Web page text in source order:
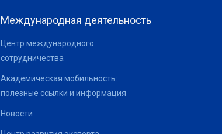
Международная деятельность
Центр международного
сотрудничества
Академическая мобильность:
полезные ссылки и информация
Новости